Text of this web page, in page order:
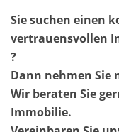
Sie suchen einen
vertrauensvollen
?
Dann nehmen Sie
Wir beraten Sie
Immobilie.